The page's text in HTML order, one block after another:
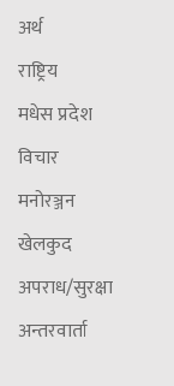
अर्थ
राष्ट्रिय
मधेस प्रदेश
विचार
मनोरञ्जन
खेलकुद
अपराध/सुरक्षा
अन्तरवार्ता